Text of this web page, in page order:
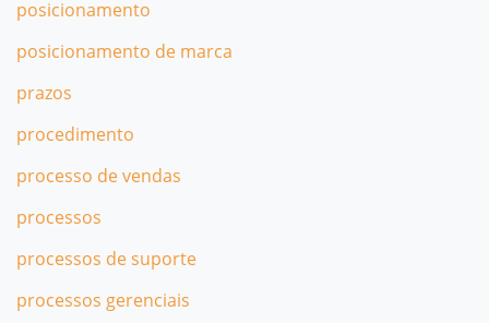
posicionamento
posicionamento de marca
prazos
procedimento
processo de vendas
processos
processos de suporte
processos gerenciais